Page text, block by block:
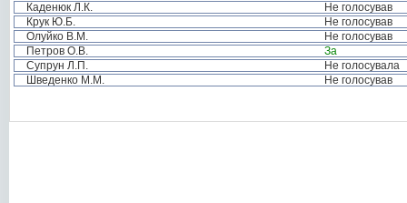
Каденюк Л.К.
Не голосував
Крук Ю.Б.
Не голосував
Олуйко В.М.
Не голосував
Петров О.В.
За
Супрун Л.П.
Не голосувала
Шведенко М.М.
Не голосував